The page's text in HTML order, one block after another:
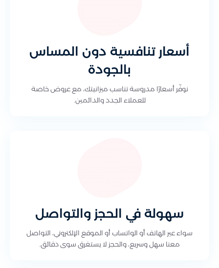
أسعار تنافسية دون المساس
بالجودة
نوفّر أسعارًا مدروسة تناسب ميزانيتك، مع عروض خاصة
للعملاء الجدد والدائمين.
سهولة في الحجز والتواصل
سواء عبر الهاتف أو الواتساب أو الموقع الإلكتروني، التواصل
معنا سهل وسريع، والحجز لا يستغرق سوى دقائق.